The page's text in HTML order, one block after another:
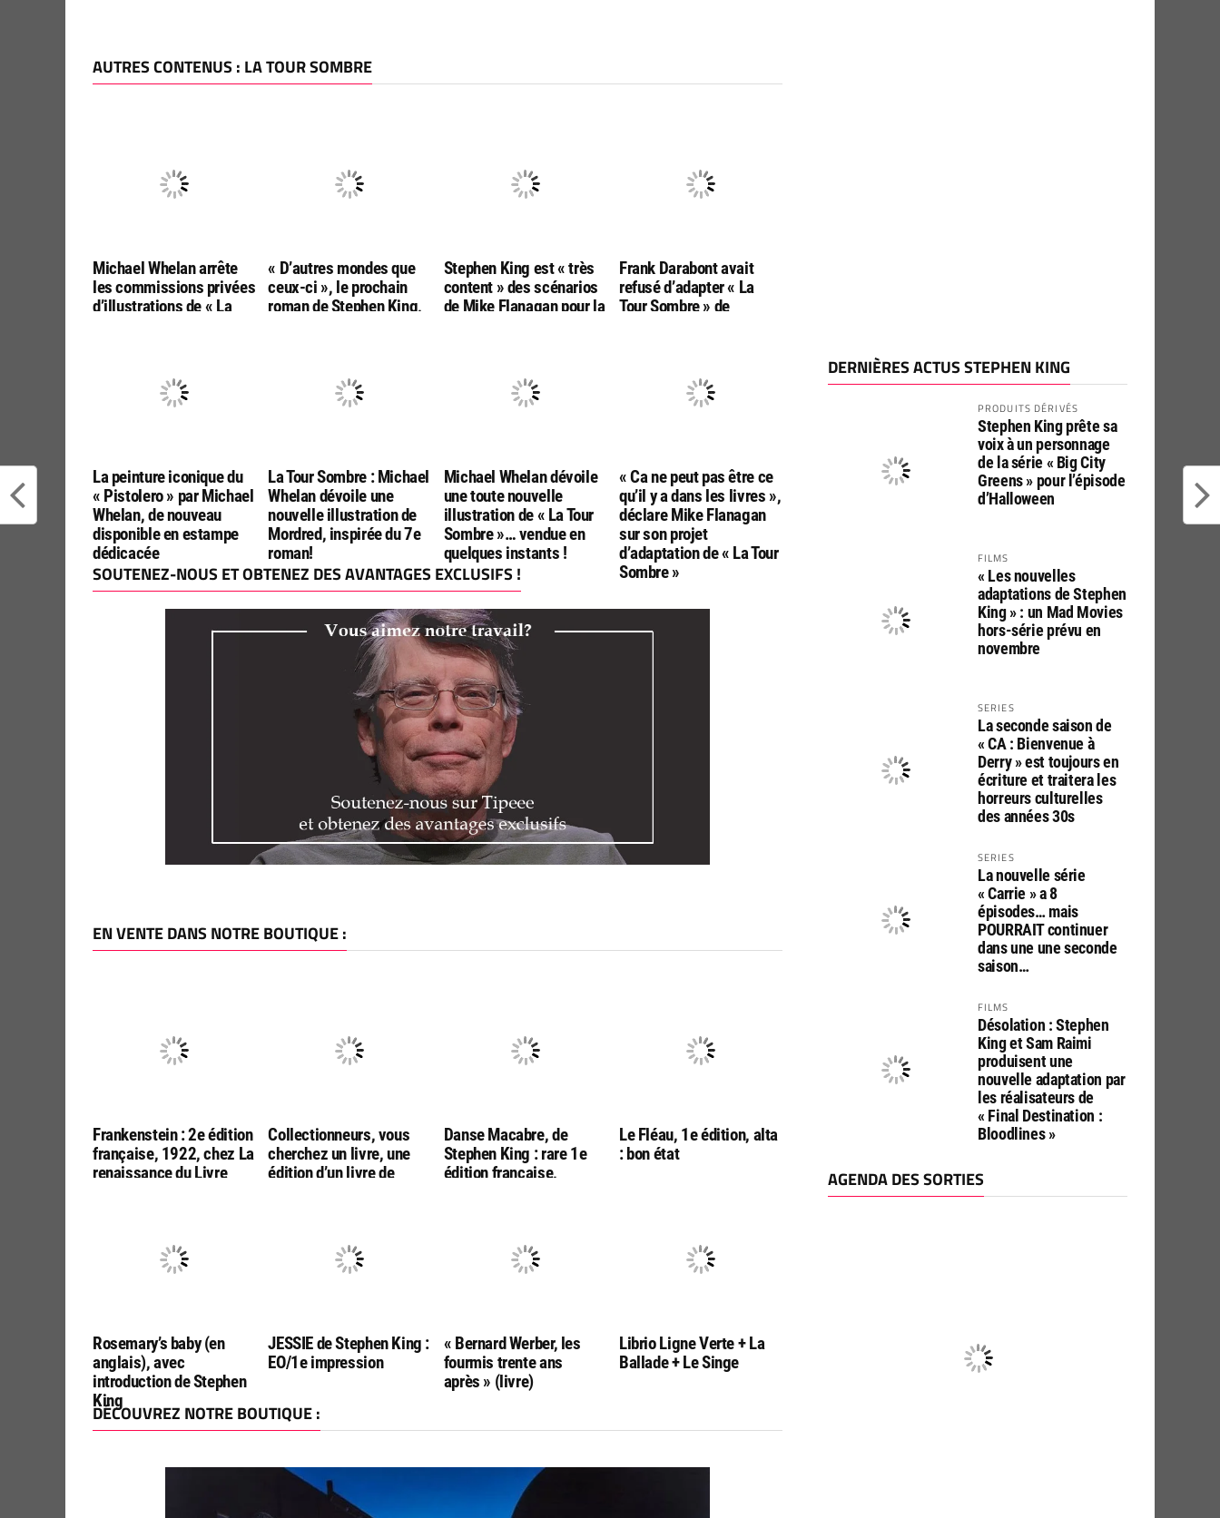
AUTRES CONTENUS : LA TOUR SOMBRE
Michael Whelan arrête
les commissions privées
d’illustrations de « La
« D’autres mondes que
ceux-ci », le prochain
roman de Stephen King,
Stephen King est « très
content » des scénarios
de Mike Flanagan pour la
Frank Darabont avait
refusé d’adapter « La
Tour Sombre » de
La peinture iconique du
« Pistolero » par Michael
Whelan, de nouveau
disponible en estampe
dédicacée
La Tour Sombre : Michael
Whelan dévoile une
nouvelle illustration de
Mordred, inspirée du 7e
roman!
Michael Whelan dévoile
une toute nouvelle
illustration de « La Tour
Sombre »… vendue en
quelques instants !
« Ca ne peut pas être ce
qu’il y a dans les livres »,
déclare Mike Flanagan
sur son projet
d’adaptation de « La Tour
Sombre »
SOUTENEZ-NOUS ET OBTENEZ DES AVANTAGES EXCLUSIFS !
EN VENTE DANS NOTRE BOUTIQUE :
Frankenstein : 2e édition
française, 1922, chez La
renaissance du Livre
Collectionneurs, vous
cherchez un livre, une
édition d’un livre de
Danse Macabre, de
Stephen King : rare 1e
édition française,
Le Fléau, 1e édition, alta
: bon état
Rosemary’s baby (en
anglais), avec
introduction de Stephen
King
JESSIE de Stephen King :
EO/1e impression
« Bernard Werber, les
fourmis trente ans
après » (livre)
Librio Ligne Verte + La
Ballade + Le Singe
DÉCOUVREZ NOTRE BOUTIQUE :
DERNIÈRES ACTUS STEPHEN KING
PRODUITS DÉRIVÉS
Stephen King prête sa
voix à un personnage
de la série « Big City
Greens » pour l’épisode
d’Halloween
FILMS
« Les nouvelles
adaptations de Stephen
King » : un Mad Movies
hors-série prévu en
novembre
SERIES
La seconde saison de
« CA : Bienvenue à
Derry » est toujours en
écriture et traitera les
horreurs culturelles
des années 30s
SERIES
La nouvelle série
« Carrie » a 8
épisodes… mais
POURRAIT continuer
dans une une seconde
saison…
FILMS
Désolation : Stephen
King et Sam Raimi
produisent une
nouvelle adaptation par
les réalisateurs de
« Final Destination :
Bloodlines »
AGENDA DES SORTIES